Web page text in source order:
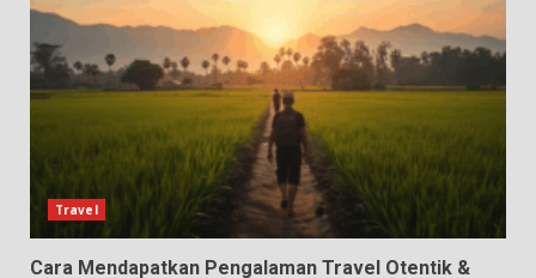
Travel
Cara Mendapatkan Pengalaman Travel Otentik &